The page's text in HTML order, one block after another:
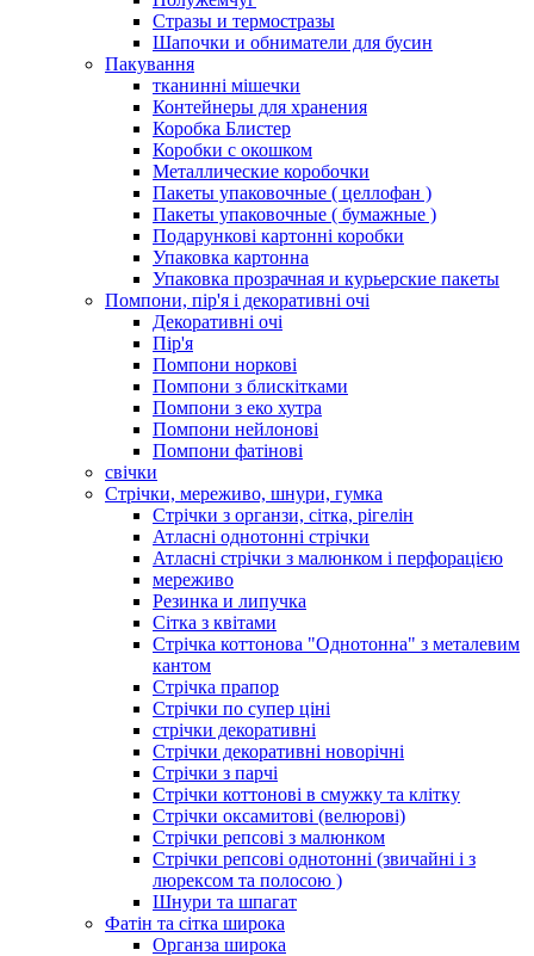
Стразы и термостразы
Шапочки и обниматели для бусин
Пакування
тканинні мішечки
Контейнеры для хранения
Коробка Блистер
Коробки с окошком
Металлические коробочки
Пакеты упаковочные ( целлофан )
Пакеты упаковочные ( бумажные )
Подарункові картонні коробки
Упаковка картонна
Упаковка прозрачная и курьерские пакеты
Помпони, пір'я і декоративні очі
Декоративні очі
Пір'я
Помпони норкові
Помпони з блискітками
Помпони з еко хутра
Помпони нейлонові
Помпони фатінові
свічки
Стрічки, мереживо, шнури, гумка
Стрічки з органзи, сітка, рігелін
Атласні однотонні стрічки
Атласні стрічки з малюнком і перфорацією
мереживо
Резинка и липучка
Сітка з квітами
Стрічка коттонова "Однотонна" з металевим
кантом
Стрічка прапор
Стрічки по супер ціні
стрічки декоративні
Стрічки декоративні новорічні
Стрічки з парчі
Стрічки коттонові в смужку та клітку
Стрічки оксамитові (велюрові)
Стрічки репсові з малюнком
Стрічки репсові однотонні (звичайні і з
люрексом та полосою )
Шнури та шпагат
Фатін та сітка широка
Органза широка